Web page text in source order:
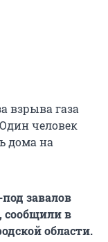
взрыва газа
человек
дома на
завалов
сообщили в
области.